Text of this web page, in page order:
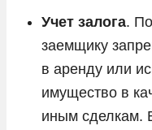
Учет залога.
заемщику
в аренду или
имущество в
иным сделкам.